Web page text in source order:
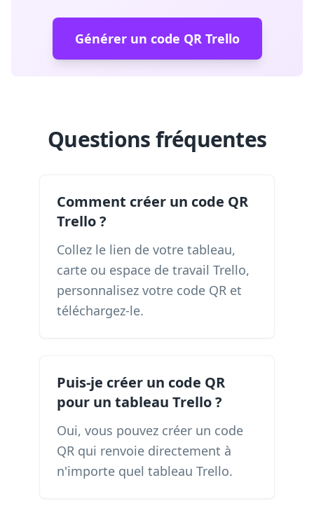
Générer un code QR Trello
Questions fréquentes
Comment créer un code QR
Trello ?
Collez le lien de votre tableau,
carte ou espace de travail Trello,
personnalisez votre code QR et
téléchargez-le.
Puis-je créer un code QR
pour un tableau Trello ?
Oui, vous pouvez créer un code
QR qui renvoie directement à
n'importe quel tableau Trello.